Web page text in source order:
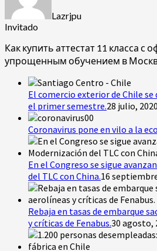
Lazrjpu
Invitado
Как купить аттестат 11 класса с
упрощенным обучением в
El comercio exterior de Chile
el primer semestre.28 julio, 2020
Coronavirus pone en vilo a la
En el Congreso se sigue
del TLC con China.16
Rebaja en tasas de embarque
y críticas de Fenabus.30 agosto,